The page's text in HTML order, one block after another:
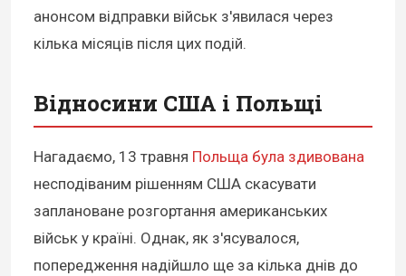
анонсом відправки військ з'явилася через
кілька місяців після цих подій.
Відносини США і Польщі
Нагадаємо, 13 травня Польща була здивована
несподіваним рішенням США скасувати
заплановане розгортання американських
військ у країні. Однак, як з'ясувалося,
попередження надійшло ще за кілька днів до